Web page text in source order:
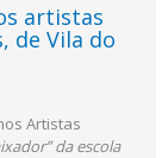
artistas
de Vila do
Artistas
da escola